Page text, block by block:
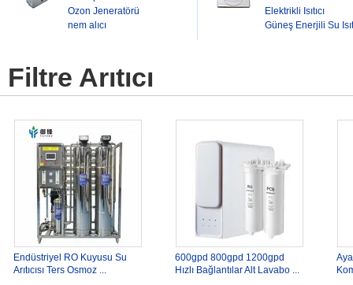
Ozon Jeneratörü
nem alıcı
Elektrikli Isıtıcı
Güneş Enerjili Su
Filtre Arıtıcı
Endüstriyel RO Kuyusu Su
Arıtıcısı Ters Osmoz ...
600gpd 800gpd 1200gpd
Hızlı Bağlantılar Alt Lavabo ...